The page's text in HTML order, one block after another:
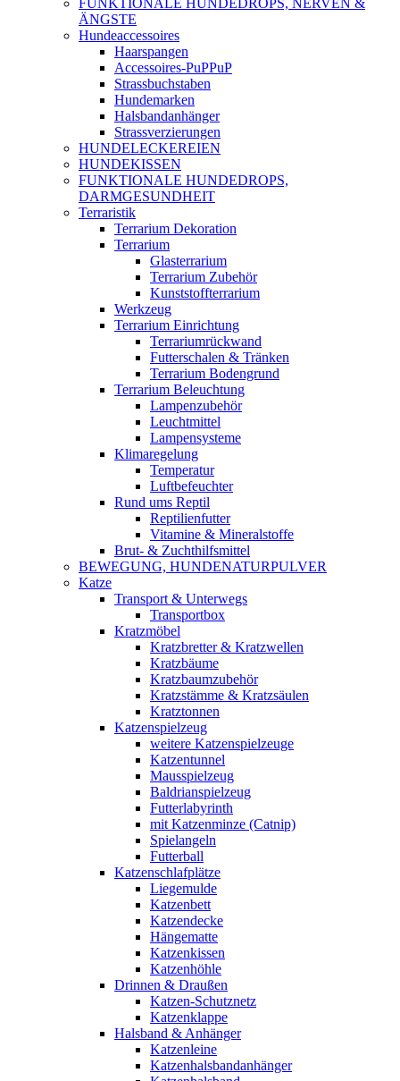
FUNKTIONALE HUNDEDROPS, NERVEN &
ÄNGSTE
Hundeaccessoires
Haarspangen
Accessoires-PuPPuP
Strassbuchstaben
Hundemarken
Halsbandanhänger
Strassverzierungen
HUNDELECKEREIEN
HUNDEKISSEN
FUNKTIONALE HUNDEDROPS,
DARMGESUNDHEIT
Terraristik
Terrarium Dekoration
Terrarium
Glasterrarium
Terrarium Zubehör
Kunststoffterrarium
Werkzeug
Terrarium Einrichtung
Terrariumrückwand
Futterschalen & Tränken
Terrarium Bodengrund
Terrarium Beleuchtung
Lampenzubehör
Leuchtmittel
Lampensysteme
Klimaregelung
Temperatur
Luftbefeuchter
Rund ums Reptil
Reptilienfutter
Vitamine & Mineralstoffe
Brut- & Zuchthilfsmittel
BEWEGUNG, HUNDENATURPULVER
Katze
Transport & Unterwegs
Transportbox
Kratzmöbel
Kratzbretter & Kratzwellen
Kratzbäume
Kratzbaumzubehör
Kratzstämme & Kratzsäulen
Kratztonnen
Katzenspielzeug
weitere Katzenspielzeuge
Katzentunnel
Mausspielzeug
Baldrianspielzeug
Futterlabyrinth
mit Katzenminze (Catnip)
Spielangeln
Futterball
Katzenschlafplätze
Liegemulde
Katzenbett
Katzendecke
Hängematte
Katzenkissen
Katzenhöhle
Drinnen & Draußen
Katzen-Schutznetz
Katzenklappe
Halsband & Anhänger
Katzenleine
Katzenhalsbandanhänger